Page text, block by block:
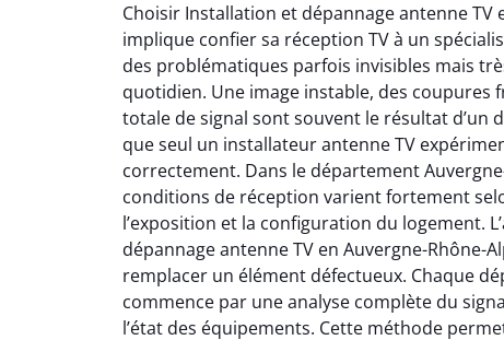
Choisir Installation et dépannage antenne TV
implique confier sa réception TV à un
des problématiques parfois invisibles mais
quotidien. Une image instable, des coupures
totale de signal sont souvent le résultat d’un
que seul un installateur antenne TV
correctement. Dans le département
conditions de réception varient fortement
l’exposition et la configuration du logement.
dépannage antenne TV en Auvergne-Rhône-
remplacer un élément défectueux. Chaque
commence par une analyse complète du
l’état des équipements. Cette méthode